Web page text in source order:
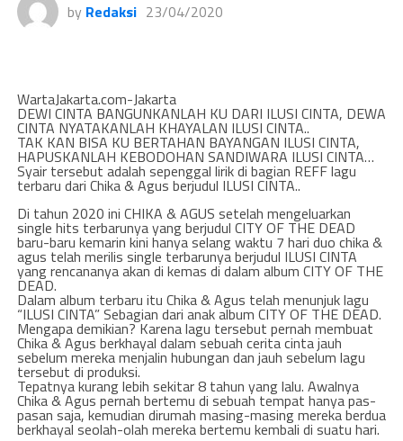
by Redaksi 23/04/2020
WartaJakarta.com-Jakarta
DEWI CINTA BANGUNKANLAH KU DARI ILUSI CINTA, DEWA
CINTA NYATAKANLAH KHAYALAN ILUSI CINTA..
TAK KAN BISA KU BERTAHAN BAYANGAN ILUSI CINTA,
HAPUSKANLAH KEBODOHAN SANDIWARA ILUSI CINTA…
Syair tersebut adalah sepenggal lirik di bagian REFF lagu
terbaru dari Chika & Agus berjudul ILUSI CINTA..
Di tahun 2020 ini CHIKA & AGUS setelah mengeluarkan
single hits terbarunya yang berjudul CITY OF THE DEAD
baru-baru kemarin kini hanya selang waktu 7 hari duo chika &
agus telah merilis single terbarunya berjudul ILUSI CINTA
yang rencananya akan di kemas di dalam album CITY OF THE
DEAD.
Dalam album terbaru itu Chika & Agus telah menunjuk lagu
“ILUSI CINTA” Sebagian dari anak album CITY OF THE DEAD.
Mengapa demikian? Karena lagu tersebut pernah membuat
Chika & Agus berkhayal dalam sebuah cerita cinta jauh
sebelum mereka menjalin hubungan dan jauh sebelum lagu
tersebut di produksi.
Tepatnya kurang lebih sekitar 8 tahun yang lalu. Awalnya
Chika & Agus pernah bertemu di sebuah tempat hanya pas-
pasan saja, kemudian dirumah masing-masing mereka berdua
berkhayal seolah-olah mereka bertemu kembali di suatu hari.